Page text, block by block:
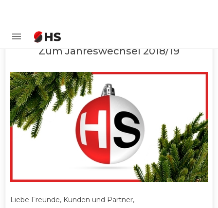
Zum Jahreswechsel 2018/19
Liebe Freunde, Kunden und Partner,